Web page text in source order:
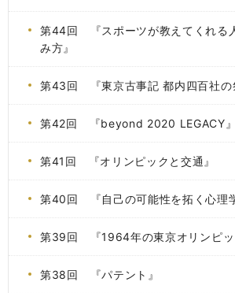
第44回 『スポーツが教えてくれる
み方』
第43回 『東京古事記 都内四百社の
第42回 『beyond 2020 LEGACY』
第41回 『オリンピックと交通』
第40回 『自己の可能性を拓く心理
第39回 『1964年の東京オリンピッ
第38回 『パテント』